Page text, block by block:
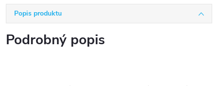
Popis produktu
Podrobný popis